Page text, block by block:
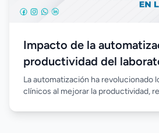
Impacto de la
productividad del
La automatización ha revolucionado
clínicos al mejorar la productividad,
automatizados permite optimizar los